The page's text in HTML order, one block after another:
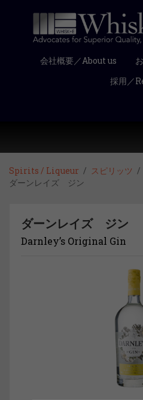
会社概要／About us
採用／
Spirits / Liqueur スピリッツ
ダーンレイズ ジン
ダーンレイズ ジン
Darnley’s Original Gin